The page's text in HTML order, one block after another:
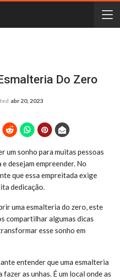
Do Zero
abr 20, 2023
um sonho para muitas pessoas
e desejam empreender. No
que essa empreitada exige
dedicação.
uma esmalteria do zero, este
compartilhar algumas dicas
esse sonho em
entender que uma esmalteria
fazer as unhas. É um local onde as